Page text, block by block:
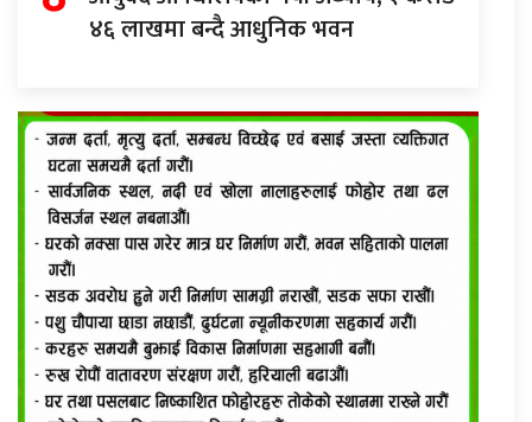
४६ लाखमा बन्दै आधुनिक भवन